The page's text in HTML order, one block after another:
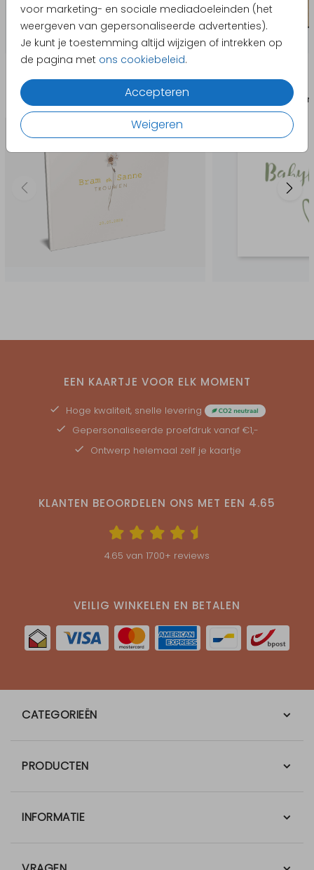
voor marketing- en sociale mediadoeleinden (het
weergeven van gepersonaliseerde advertenties).
Je kunt je toestemming altijd wijzigen of intrekken op
de pagina met ons cookiebeleid.
Accepteren
Weigeren
Producten die hierop lijken
Gastenboek
EEN KAARTJE VOOR ELK MOMENT
Hoge kwaliteit, snelle levering
Gepersonaliseerde proefdruk vanaf €1,-
Ontwerp helemaal zelf je kaartje
KLANTEN BEOORDELEN ONS MET EEN 4.65
4.65 van 1700+ reviews
VEILIG WINKELEN EN BETALEN
CATEGORIEËN
PRODUCTEN
INFORMATIE